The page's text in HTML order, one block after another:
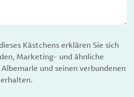
Kästchens erklären Sie sich
Marketing- und ähnliche
und seinen verbundenen